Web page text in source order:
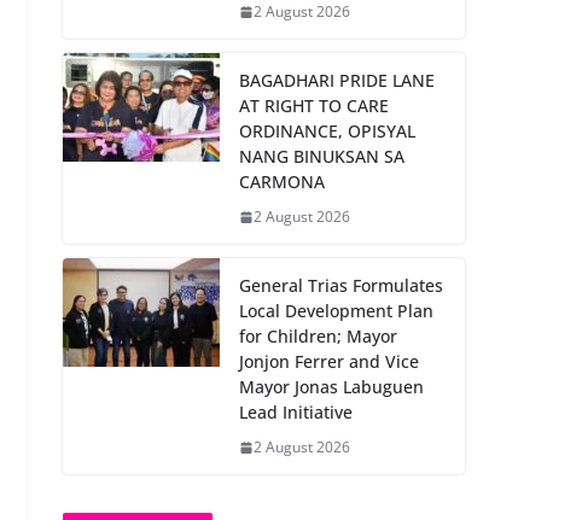
2 August 2026
BAGADHARI PRIDE LANE
AT RIGHT TO CARE
ORDINANCE, OPISYAL
NANG BINUKSAN SA
CARMONA
2 August 2026
General Trias Formulates
Local Development Plan
for Children; Mayor
Jonjon Ferrer and Vice
Mayor Jonas Labuguen
Lead Initiative
2 August 2026